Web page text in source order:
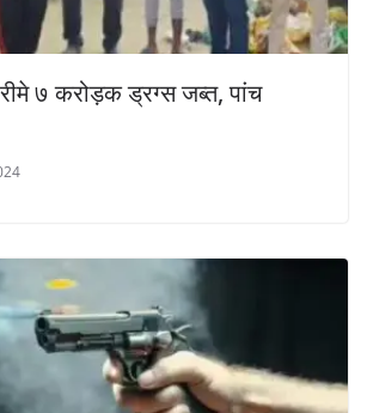
७ करोड़क ड्रग्स जब्त, पांच